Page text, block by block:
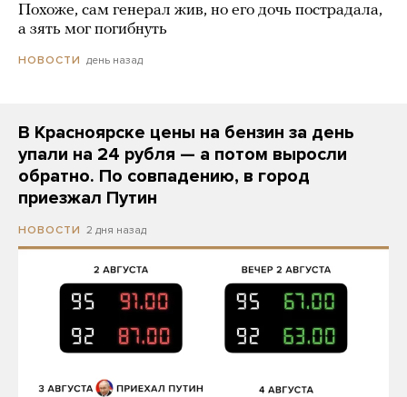
Похоже, сам генерал жив, но его дочь пострадала,
а зять мог погибнуть
НОВОСТИ день назад
В Красноярске цены на бензин за день
упали на 24 рубля — а потом выросли
обратно. По совпадению, в город
приезжал Путин
НОВОСТИ 2 дня назад